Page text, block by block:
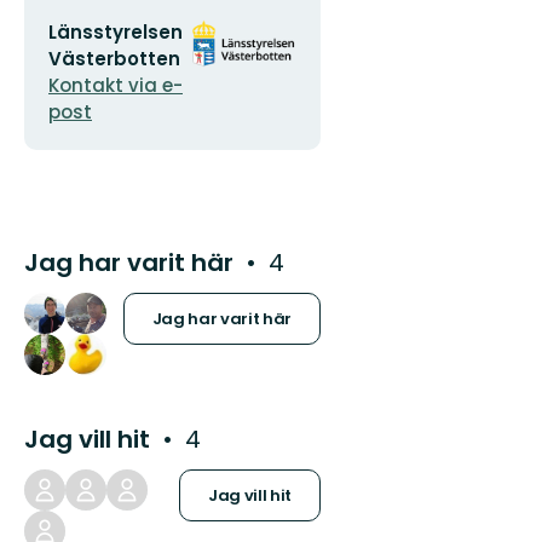
E-
postadress
Länsstyrelsen
Västerbotten
Kontakt via e-
post
Organisationens
logotyp
Jag har varit här 4
Jag har varit här
Jag vill hit 4
Jag vill hit